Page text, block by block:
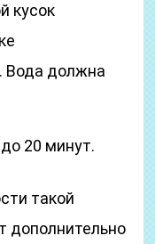
кусок
Вода должна
20 минут.
такой
дополнительно